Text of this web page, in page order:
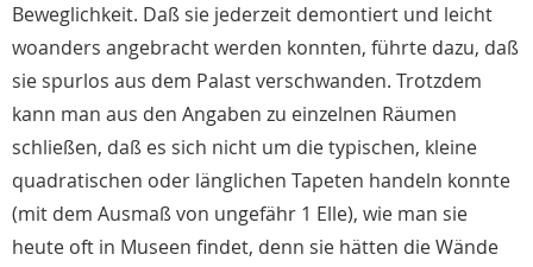
Beweglichkeit. Daß sie jederzeit demontiert und leicht
woanders angebracht werden konnten, führte dazu, daß
sie spurlos aus dem Palast verschwanden. Trotzdem
kann man aus den Angaben zu einzelnen Räumen
schließen, daß es sich nicht um die typischen, kleine
quadratischen oder länglichen Tapeten handeln konnte
(mit dem Ausmaß von ungefähr 1 Elle), wie man sie
heute oft in Museen findet, denn sie hätten die Wände